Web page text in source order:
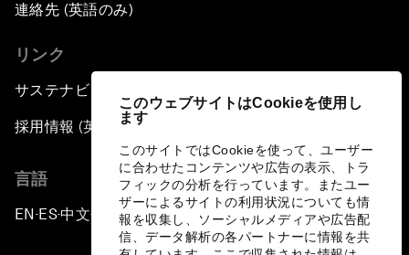
このウェブサイトはCookieを使用し
ます
このサイトではCookieを使って、ユーザー
に合わせたコンテンツや広告の表示、トラ
フィックの分析を行っています。またユー
ザーによるサイトの利用状況についても情
報を収集し、ソーシャルメディアや広告配
信、データ解析の各パートナーに情報を共
連絡先 (英語のみ)
リンク
サステナビリティへの取り組み
採用情報 (英語のみ)
言語
EN ▪ES▪中文▪ 日本語